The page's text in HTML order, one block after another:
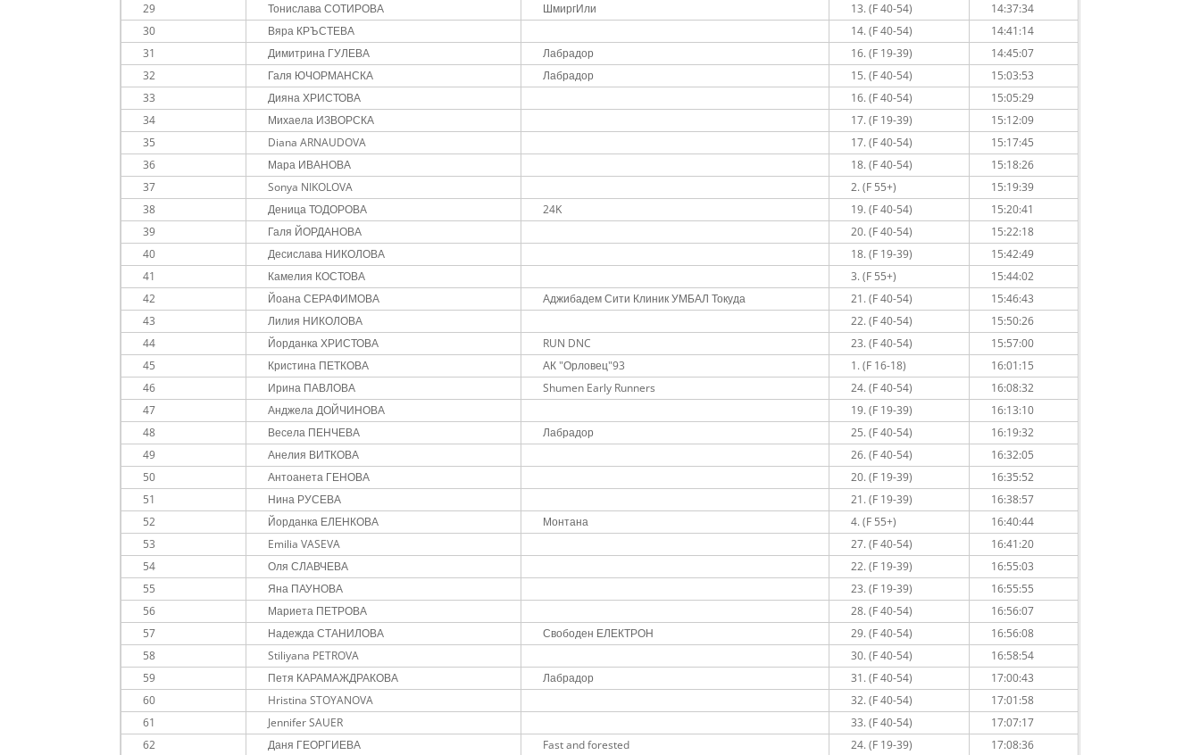
29
Тонислава СОТИРОВА ШмиргИли 13. (F 40-54)
14:37:34
30
Вяра КРЪСТЕВА 14. (F 40-54)
14:41:14
31
Димитрина ГУЛЕВА Лабрадор 16. (F 19-39)
14:45:07
32
Галя ЮЧОРМАНСКА Лабрадор 15. (F 40-54)
15:03:53
33
Дияна ХРИСТОВА 16. (F 40-54)
15:05:29
34
Михаела ИЗВОРСКА 17. (F 19-39)
15:12:09
35
Diana ARNAUDOVA 17. (F 40-54)
15:17:45
36
Мара ИВАНОВА 18. (F 40-54)
15:18:26
37
Sonya NIKOLOVA 2. (F 55+)
15:19:39
38
Деница ТОДОРОВА 24K 19. (F 40-54)
15:20:41
39
Галя ЙОРДАНОВА 20. (F 40-54)
15:22:18
40
Десислава НИКОЛОВА 18. (F 19-39)
15:42:49
41
Камелия КОСТОВА 3. (F 55+)
15:44:02
42
Йоана СЕРАФИМОВА Аджибадем Сити Клиник УМБАЛ Токуда 21. (F 40-54)
15:46:43
43
Лилия НИКОЛОВА 22. (F 40-54)
15:50:26
44
Йорданка ХРИСТОВА RUN DNC 23. (F 40-54)
15:57:00
45
Кристина ПЕТКОВА АК "Орловец"93 1. (F 16-18)
16:01:15
46
Ирина ПАВЛОВА Shumen Early Runners 24. (F 40-54)
16:08:32
47
Анджела ДОЙЧИНОВА 19. (F 19-39)
16:13:10
48
Весела ПЕНЧЕВА Лабрадор 25. (F 40-54)
16:19:32
49
Анелия ВИТКОВА 26. (F 40-54)
16:32:05
50
Антоанета ГЕНОВА 20. (F 19-39)
16:35:52
51
Нина РУСЕВА 21. (F 19-39)
16:38:57
52
Йорданка ЕЛЕНКОВА Монтана 4. (F 55+)
16:40:44
53
Emilia VASEVA 27. (F 40-54)
16:41:20
54
Оля СЛАВЧЕВА 22. (F 19-39)
16:55:03
55
Яна ПАУНОВА 23. (F 19-39)
16:55:55
56
Мариета ПЕТРОВА 28. (F 40-54)
16:56:07
57
Надежда СТАНИЛОВА Свободен ЕЛЕКТРОН 29. (F 40-54)
16:56:08
58
Stiliyana PETROVA 30. (F 40-54)
16:58:54
59
Петя КАРАМАЖДРАКОВА Лабрадор 31. (F 40-54)
17:00:43
60
Hristina STOYANOVA 32. (F 40-54)
17:01:58
61
Jennifer SAUER 33. (F 40-54)
17:07:17
62
Даня ГЕОРГИЕВА Fast and forested 24. (F 19-39)
17:08:36